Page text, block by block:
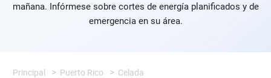
mañana. Infórmese sobre cortes de energía planificados y de
emergencia en su área.
Principal Puerto Rico Celada